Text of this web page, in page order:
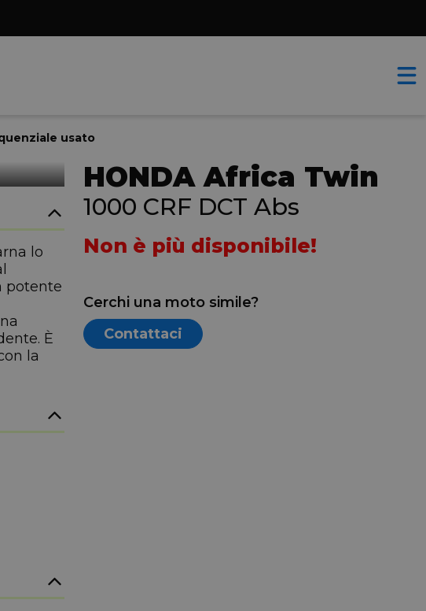
usato
lo
potente
È
la
HONDA Africa Twin
1000 CRF DCT Abs
Non è più disponibile!
Cerchi una moto simile?
Contattaci